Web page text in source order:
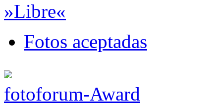
»Libre«
Fotos aceptadas
fotoforum-Award